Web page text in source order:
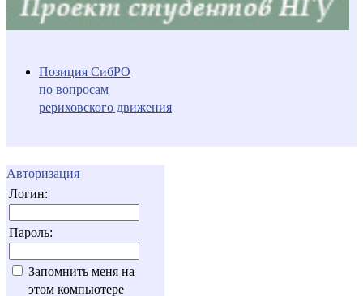
Позиция СибРО
по вопросам
рериховского движения
Авторизация
Логин:
Пароль:
Запомнить меня на
этом компьютере